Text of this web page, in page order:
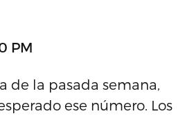
PM
de la pasada semana,
ese número. Los